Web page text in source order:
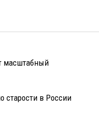
масштабный
старости в России